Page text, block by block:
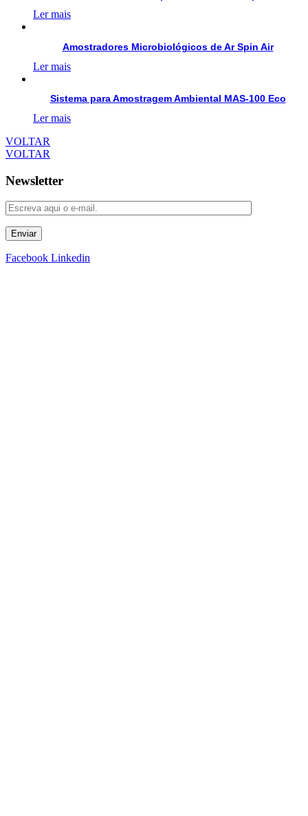
Ler mais
Amostradores Microbiológicos de Ar Spin Air
Ler mais
Sistema para Amostragem Ambiental MAS-100 Eco
Ler mais
VOLTAR
VOLTAR
Newsletter
Enviar
Facebook Linkedin